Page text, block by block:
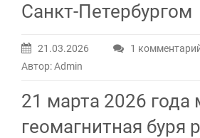
Санкт-Петербургом
21.03.2026 1
Автор: Admin
21 марта 2026
геомагнитная буря